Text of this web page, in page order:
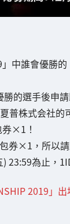
中誰會優勝
的選手後申請
株式会社的
×1！
券×1，所以請
23:59為止，
2019」